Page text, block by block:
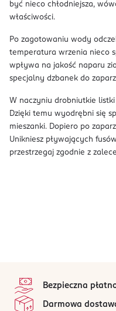
być nieco chłodniejsza,
właściwości.
Po zagotowaniu wody
temperatura wrzenia nieco
wpływa na jakość naparu
specjalny dzbanek do
W naczyniu drobniutkie
Dzięki temu wyodrębni się
mieszanki. Dopiero po
Unikniesz pływających
przestrzegaj zgodnie z
Bezpieczna
Darmowa